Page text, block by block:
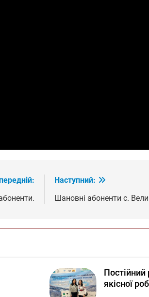
Наступний:
Шановні абоненти с.
якісної